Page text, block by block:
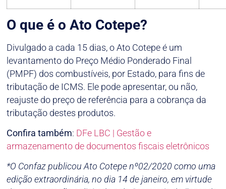
O que é o Ato Cotepe?
Divulgado a cada 15 dias, o Ato Cotepe é um
levantamento do Preço Médio Ponderado Final
(PMPF) dos combustíveis, por Estado, para fins de
tributação de ICMS. Ele pode apresentar, ou não,
reajuste do preço de referência para a cobrança da
tributação destes produtos.
Confira também: DFe LBC | Gestão e
armazenamento de documentos fiscais eletrônicos
*O Confaz publicou Ato Cotepe nº02/2020 como uma
edição extraordinária, no dia 14 de janeiro, em virtude